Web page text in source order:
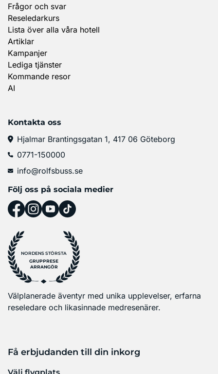
Frågor och svar
Reseledarkurs
Lista över alla våra hotell
Artiklar
Kampanjer
Lediga tjänster
Kommande resor
AI
Kontakta oss
Hjalmar Brantingsgatan 1, 417 06 Göteborg
0771-150000
info@rolfsbuss.se
Följ oss på sociala medier
NORDENS STÖRSTA
GRUPPRESE
ARRANGÖR
Välplanerade äventyr med unika upplevelser, erfarna
reseledare och likasinnade medresenärer.
Få erbjudanden till din inkorg
Välj flygplats